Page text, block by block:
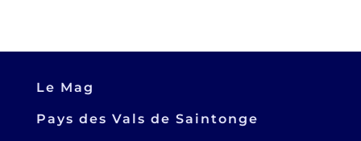
Le Mag
Pays des Vals de Saintonge